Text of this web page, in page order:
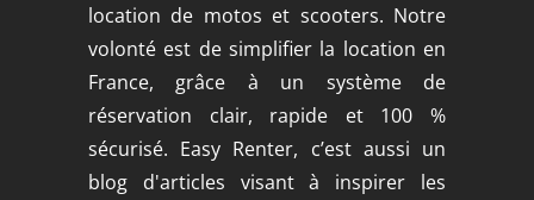
location de motos et scooters. Notre
volonté est de simplifier la location en
France, grâce à un système de
réservation clair, rapide et 100 %
sécurisé. Easy Renter, c’est aussi un
blog d'articles visant à inspirer les